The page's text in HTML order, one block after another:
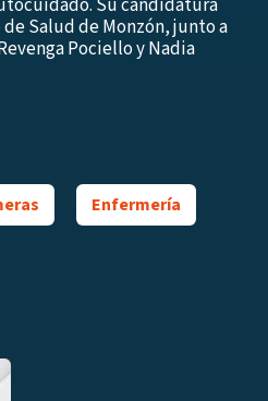
Su candidatura
Salud de Monzón, junto a
Pociello y Nadia
Enfermería